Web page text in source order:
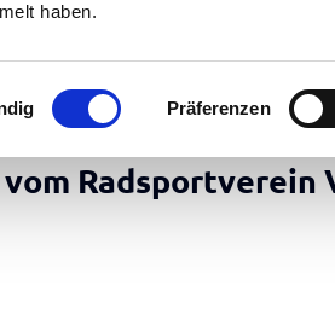
haben.
Präferenzen
&
AktivRadsportverein